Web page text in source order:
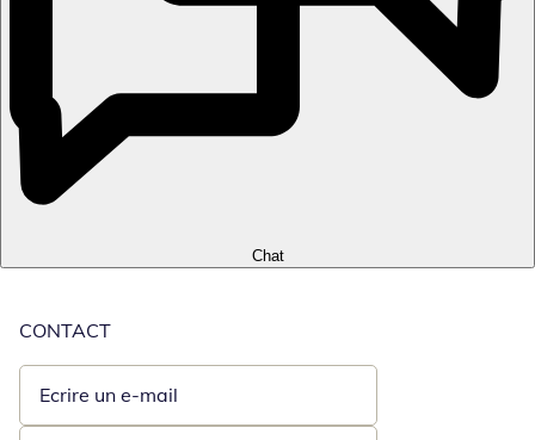
Chat
CONTACT
Ecrire un e-mail
Ouvre un client de messagerie